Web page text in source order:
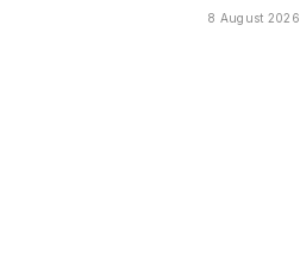
8 August 2026